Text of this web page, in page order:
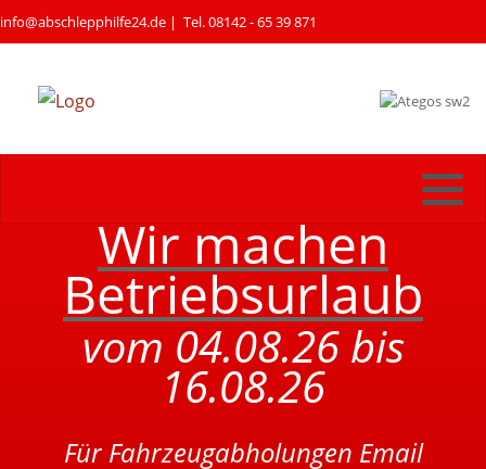
info@abschlepphilfe24.de | Tel. 08142 - 65 39 871
Wir machen
Betriebsurlaub
vom 04.08.26 bis
16.08.26
Für Fahrzeugabholungen Email